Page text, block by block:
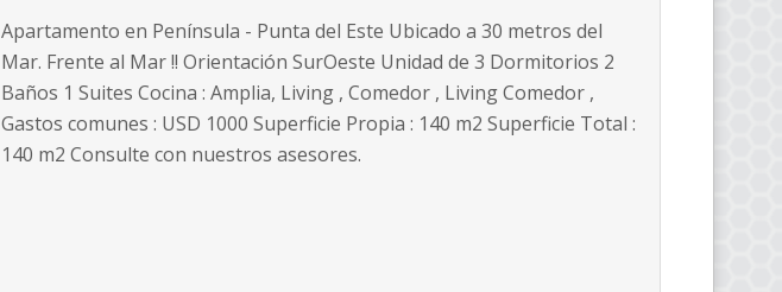
Apartamento en Península - Punta del Este Ubicado a 30 metros del
Mar. Frente al Mar !! Orientación SurOeste Unidad de 3 Dormitorios 2
Baños 1 Suites Cocina : Amplia, Living , Comedor , Living Comedor ,
Gastos comunes : USD 1000 Superficie Propia : 140 m2 Superficie Total :
140 m2 Consulte con nuestros asesores.